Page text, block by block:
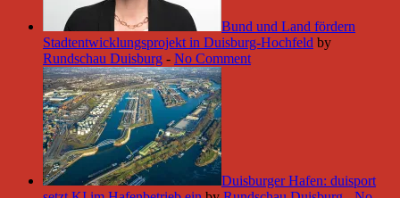
Bund und Land fördern
Stadtentwicklungsprojekt in Duisburg-Hochfeld by
Rundschau Duisburg - No Comment
Duisburger Hafen: duisport